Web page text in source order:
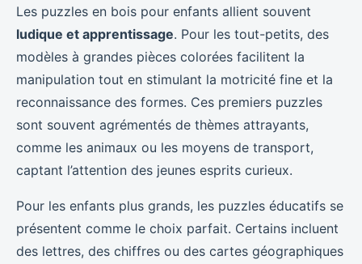
Les puzzles en bois pour enfants allient souvent
ludique et apprentissage. Pour les tout-petits, des
modèles à grandes pièces colorées facilitent la
manipulation tout en stimulant la motricité fine et la
reconnaissance des formes. Ces premiers puzzles
sont souvent agrémentés de thèmes attrayants,
comme les animaux ou les moyens de transport,
captant l’attention des jeunes esprits curieux.
Pour les enfants plus grands, les puzzles éducatifs se
présentent comme le choix parfait. Certains incluent
des lettres, des chiffres ou des cartes géographiques